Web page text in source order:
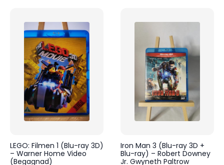
LEGO: Filmen 1 (Blu-ray 3D)
– Warner Home Video
(Begagnad)
Iron Man 3 (Blu-ray 3D +
Blu-ray) – Robert Downey
Jr. Gwyneth Paltrow